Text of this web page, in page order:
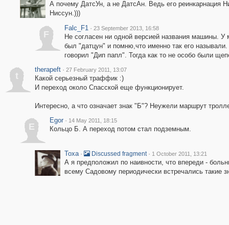
А почему ДатсУн, а не ДатсАн. Ведь его реинкарнация
Ниссун.)))
F
Falc_F1 · 23 September 2013, 16:58
Не согласен ни одной версией названия машины. У
был "датцун" и помню,что именно так его
говорил "Дип папл". Тогда как то не особо были
t
therapeft · 27 February 2011, 13:07
Какой серьезный траффик :)
И переход около Спасской еще функционирует.
Интересно, а что означает знак "Б"? Неужели маршрут
E
Egor · 14 May 2011, 18:15
Кольцо Б. А переход потом стал подземным.
Toxa · Discussed fragment · 1 October 2011, 13:21
А я предположил по наивности, что впереди -
всему Садовому периодически встречались такие